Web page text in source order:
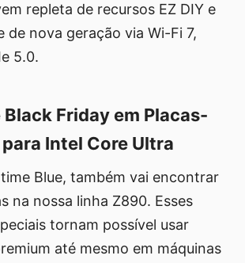
repleta de recursos EZ DIY e
de nova geração via Wi-Fi 7,
5.0.
Friday em Placas-
Intel Core Ultra
Blue, também vai encontrar
na nossa linha Z890. Esses
tornam possível usar
até mesmo em máquinas